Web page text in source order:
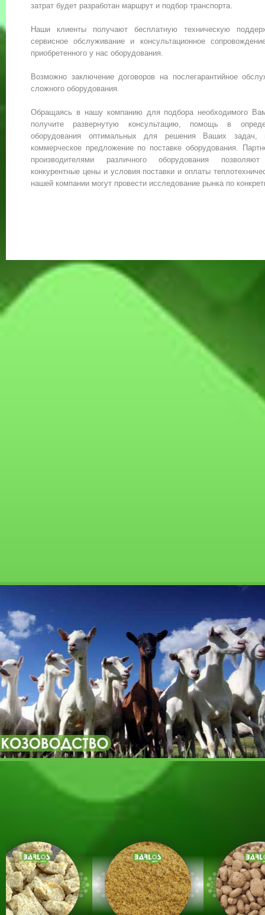
затрат будет разработан маршрут и подбор транспорта.
Наши клиенты получают бесплатную техническую
сервисное обслуживание и консультационное
приобретенного у нас оборудования.
Возможно заключение договоров на послегарантийное
сложного оборудования.
Обращаясь в нашу компанию для подбора необходимого
получите развернутую консультацию, помощь в
оборудования оптимальных для решения Ваших задач,
коммерческое предложение по поставке оборудования.
производителями различного оборудования
конкурентные цены и условия поставки и оплаты
нашей компании могут провести исследование рынка по